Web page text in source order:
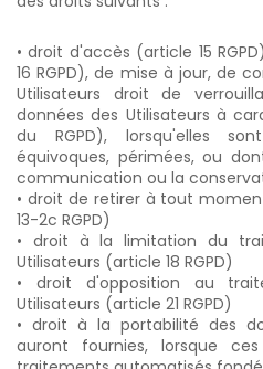
• droit d'accès (article 15
16 RGPD), de mise à jour, de
Utilisateurs droit de
données des Utilisateurs à
du RGPD), lorsqu'elles
équivoques, périmées, ou
communication ou la
• droit de retirer à tout
13-2c RGPD)
• droit à la limitation du
Utilisateurs (article 18 RGPD)
• droit d'opposition au
Utilisateurs (article 21 RGPD)
• droit à la portabilité des
auront fournies, lorsque